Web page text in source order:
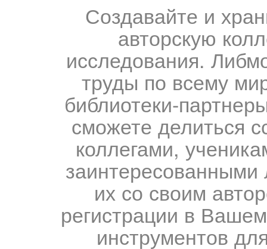
Создавайте и
авторскую
исследования.
труды по всему
библиотеки-
сможете делиться
коллегами,
их со своим
регистрации в
инструментов